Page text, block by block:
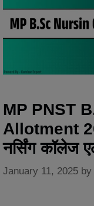
MP PNST
Allotment
नर्सिंग कॉलेज
January 11, 2025 by